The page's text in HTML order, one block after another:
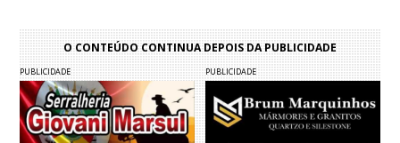
O CONTEÚDO CONTINUA DEPOIS DA PUBLICIDADE
PUBLICIDADE PUBLICIDADE